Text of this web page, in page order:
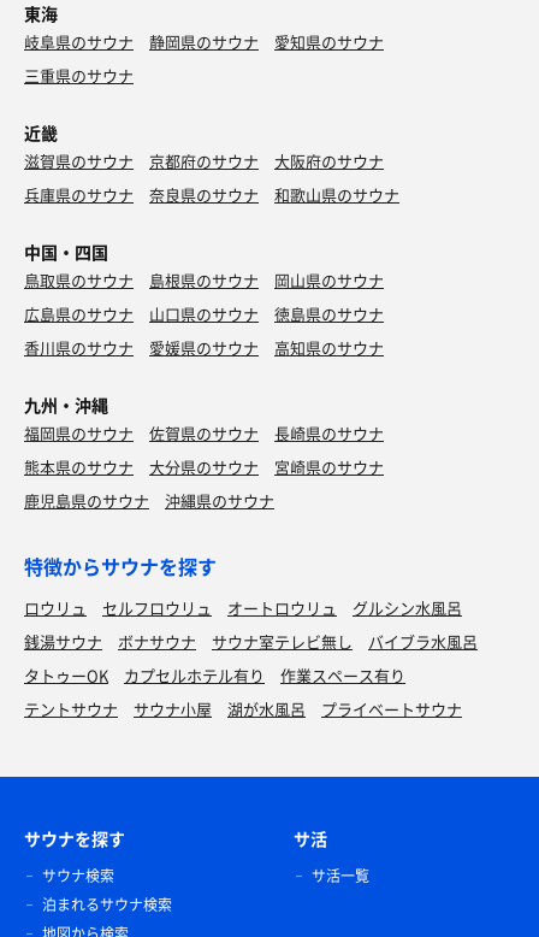
東海
岐阜県のサウナ 静岡県のサウナ
愛知県のサウナ
三重県のサウナ
近畿
滋賀県のサウナ 京都府のサウナ
大阪府のサウナ
兵庫県のサウナ
奈良県のサウナ 和歌山県のサウナ
中国・四国
鳥取県のサウナ 島根県のサウナ
岡山県のサウナ
広島県のサウナ
山口県のサウナ
徳島県のサウナ
香川県のサウナ
愛媛県のサウナ 高知県のサウナ
九州・沖縄
福岡県のサウナ 佐賀県のサウナ
長崎県のサウナ
熊本県のサウナ
大分県のサウナ
宮崎県のサウナ
鹿児島県のサウナ
沖縄県のサウナ
特徴からサウナを探す
ロウリュ セルフロウリュ オートロウリュ
グルシン水風呂
銭湯サウナ
ボナサウナ サウナ室テレビ無し
バイブラ水風呂
タトゥーOK
カプセルホテル有り
作業スペース有り
テントサウナ
サウナ小屋 湖が水風呂 プライベートサウナ
サウナを探す
サウナ検索
泊まれるサウナ検索
サ活
サ活一覧